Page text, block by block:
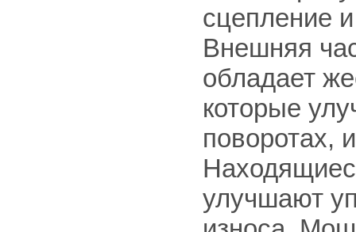
сцепление
Внешняя
обладает
которые
поворотах,
улучшают